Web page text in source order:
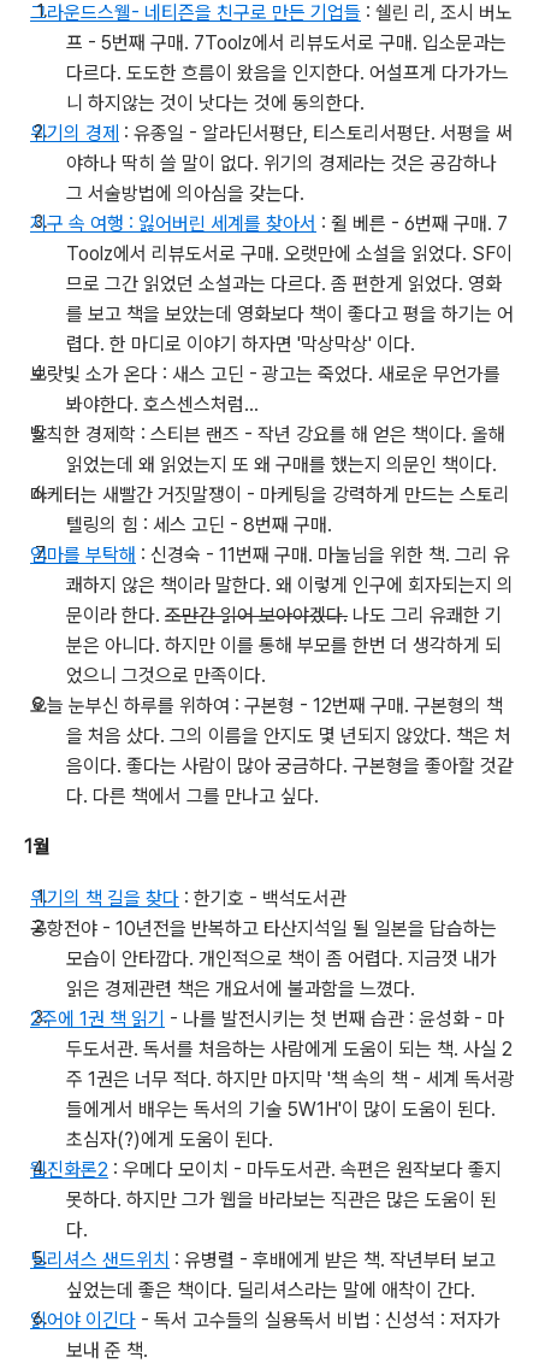
그라운드스웰- 네티즌을 친구로 만든 기업들 : 쉘린 리, 조시 버노
프 - 5번째 구매. 7Toolz에서 리뷰도서로 구매. 입소문과는
다르다. 도도한 흐름이 왔음을 인지한다. 어설프게 다가가느
니 하지않는 것이 낫다는 것에 동의한다.
위기의 경제 : 유종일 - 알라딘서평단, 티스토리서평단. 서평을 써
야하나 딱히 쓸 말이 없다. 위기의 경제라는 것은 공감하나
그 서술방법에 의아심을 갖는다.
지구 속 여행 : 잃어버린 세계를 찾아서 : 쥘 베른 - 6번째 구매. 7
Toolz에서 리뷰도서로 구매. 오랫만에 소설을 읽었다. SF이
므로 그간 읽었던 소설과는 다르다. 좀 편한게 읽었다. 영화
를 보고 책을 보았는데 영화보다 책이 좋다고 평을 하기는 어
렵다. 한 마디로 이야기 하자면 '막상막상' 이다.
보랏빛 소가 온다 : 새스 고딘 - 광고는 죽었다. 새로운 무언가를
봐야한다. 호스센스처럼...
발칙한 경제학 : 스티븐 랜즈 - 작년 강요를 해 얻은 책이다. 올해
읽었는데 왜 읽었는지 또 왜 구매를 했는지 의문인 책이다.
마케터는 새빨간 거짓말쟁이 - 마케팅을 강력하게 만드는 스토리
텔링의 힘 : 세스 고딘 - 8번째 구매.
엄마를 부탁해 : 신경숙 - 11번째 구매. 마눌님을 위한 책. 그리 유
쾌하지 않은 책이라 말한다. 왜 이렇게 인구에 회자되는지 의
문이라 한다. 조만간 읽어 보아야겠다. 나도 그리 유쾌한 기
분은 아니다. 하지만 이를 통해 부모를 한번 더 생각하게 되
었으니 그것으로 만족이다.
오늘 눈부신 하루를 위하여 : 구본형 - 12번째 구매. 구본형의 책
을 처음 샀다. 그의 이름을 안지도 몇 년되지 않았다. 책은 처
음이다. 좋다는 사람이 많아 궁금하다. 구본형을 좋아할 것같
다. 다른 책에서 그를 만나고 싶다.
1월
위기의 책 길을 찾다 : 한기호 - 백석도서관
공항전야 - 10년전을 반복하고 타산지석일 될 일본을 답습하는
모습이 안타깝다. 개인적으로 책이 좀 어렵다. 지금껏 내가
읽은 경제관련 책은 개요서에 불과함을 느꼈다.
2주에 1권 책 읽기 - 나를 발전시키는 첫 번째 습관 : 윤성화 - 마
두도서관. 독서를 처음하는 사람에게 도움이 되는 책. 사실 2
주 1권은 너무 적다. 하지만 마지막 '책 속의 책 - 세계 독서광
들에게서 배우는 독서의 기술 5W1H'이 많이 도움이 된다.
초심자(?)에게 도움이 된다.
웹진화론2 : 우메다 모이치 - 마두도서관. 속편은 원작보다 좋지
못하다. 하지만 그가 웹을 바라보는 직관은 많은 도움이 된
다.
딜리셔스 샌드위치 : 유병렬 - 후배에게 받은 책. 작년부터 보고
싶었는데 좋은 책이다. 딜리셔스라는 말에 애착이 간다.
읽어야 이긴다 - 독서 고수들의 실용독서 비법 : 신성석 : 저자가
보내 준 책.